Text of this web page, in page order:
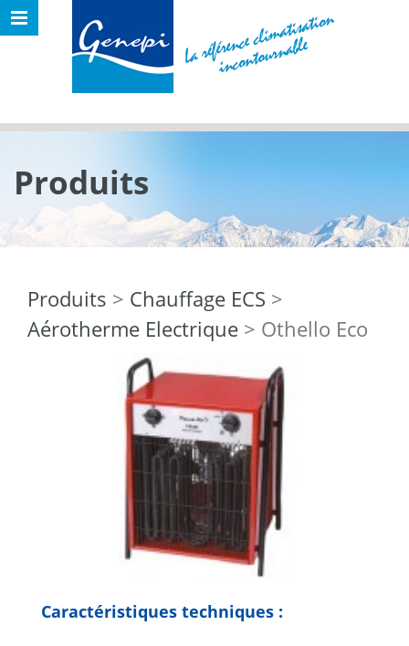
Produits
Produits > Chauffage ECS >
Aérotherme Electrique > Othello Eco
Caractéristiques techniques :